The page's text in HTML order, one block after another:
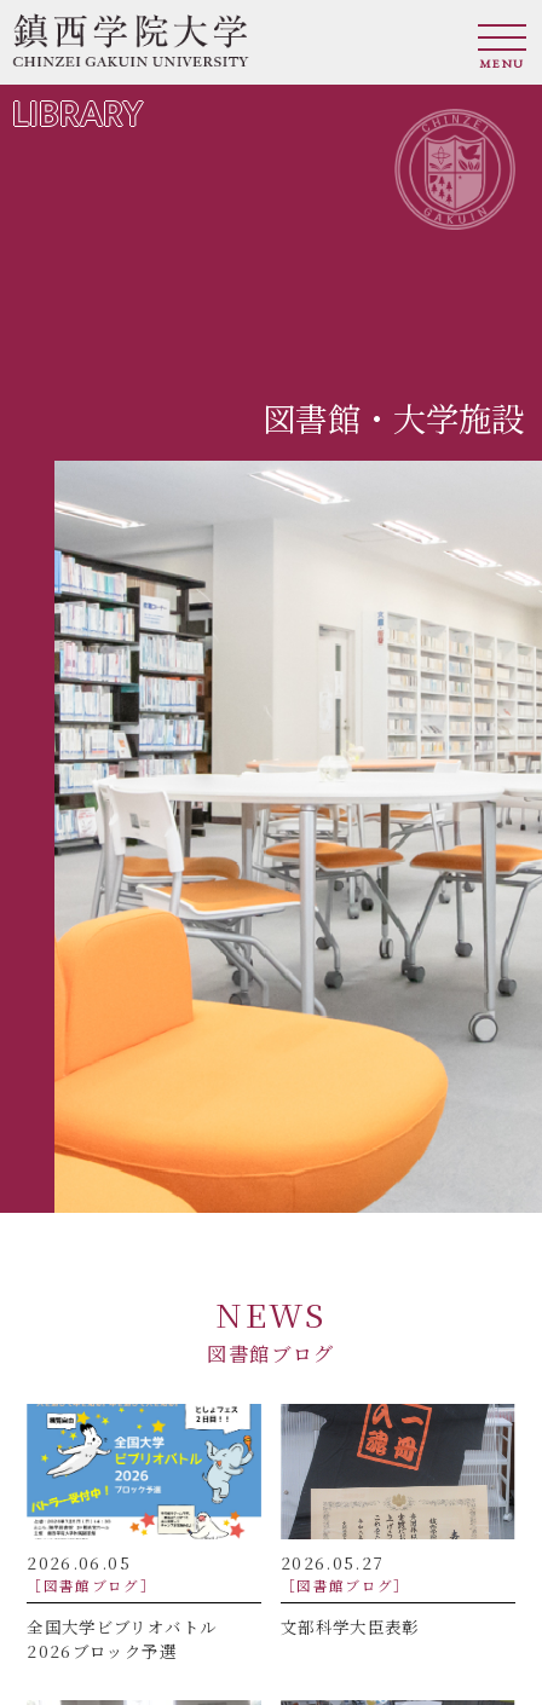
MENU
LIBRARY
図書館・大学施設
NEWS
図書館ブログ
2026.06.05
［図書館ブログ］
全国大学ビブリオバトル
2026ブロック予選
2026.05.27
［図書館ブログ］
文部科学大臣表彰